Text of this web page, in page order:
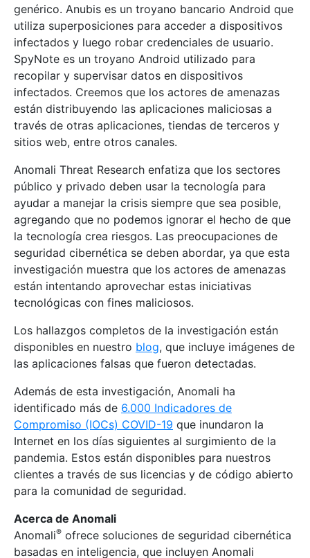
genérico. Anubis es un troyano bancario Android que
utiliza superposiciones para acceder a dispositivos
infectados y luego robar credenciales de usuario.
SpyNote es un troyano Android utilizado para
recopilar y supervisar datos en dispositivos
infectados. Creemos que los actores de amenazas
están distribuyendo las aplicaciones maliciosas a
través de otras aplicaciones, tiendas de terceros y
sitios web, entre otros canales.
Anomali Threat Research enfatiza que los sectores
público y privado deben usar la tecnología para
ayudar a manejar la crisis siempre que sea posible,
agregando que no podemos ignorar el hecho de que
la tecnología crea riesgos. Las preocupaciones de
seguridad cibernética se deben abordar, ya que esta
investigación muestra que los actores de amenazas
están intentando aprovechar estas iniciativas
tecnológicas con fines maliciosos.
Los hallazgos completos de la investigación están
disponibles en nuestro blog, que incluye imágenes de
las aplicaciones falsas que fueron detectadas.
Además de esta investigación, Anomali ha
identificado más de 6.000 Indicadores de
Compromiso (IOCs) COVID-19 que inundaron la
Internet en los días siguientes al surgimiento de la
pandemia. Estos están disponibles para nuestros
clientes a través de sus licencias y de código abierto
para la comunidad de seguridad.
Acerca de Anomali
Anomali® ofrece soluciones de seguridad cibernética
basadas en inteligencia, que incluyen Anomali